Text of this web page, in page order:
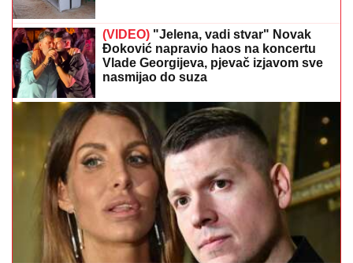
(VIDEO) "Jelena, vadi stvar" Novak
Đoković napravio haos na koncertu
Vlade Georgijeva, pjevač izjavom sve
nasmijao do suza